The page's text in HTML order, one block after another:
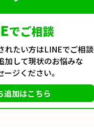
でご相談
れたい方はLINEでご相談
加して現状のお悩みな
ジください。
追加はこちら